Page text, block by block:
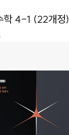
학 4-1 (22개정)